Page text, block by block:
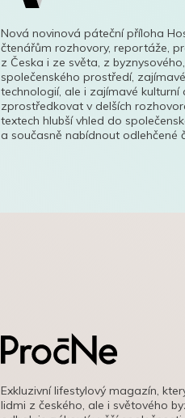
Nová novinová páteční příloha
čtenářům rozhovory, reportáže,
z Česka i ze světa, z
společenského prostředí,
technologií, ale i zajímavé
zprostředkovat v delších
textech hlubší vhled do
a současně nabídnout odlehčené
Exkluzivní lifestylový magazín,
lidmi z českého, ale i světového